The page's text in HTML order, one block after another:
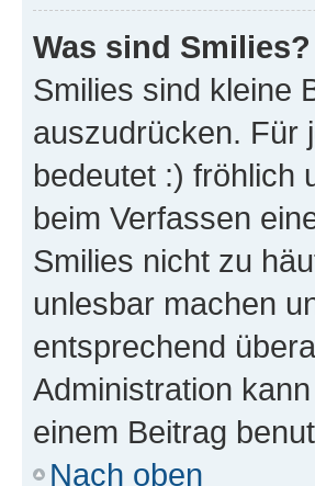
Was sind Smilies?
Smilies sind kleine
auszudrücken. Für
bedeutet :) fröhlich
beim Verfassen
Smilies nicht zu
unlesbar machen
entsprechend
Administration
einem Beitrag
Nach oben